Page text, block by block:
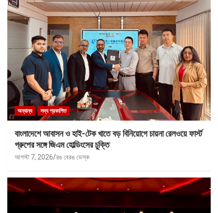
অন্যান্য সদ্য প্রকাশিত
বাংলাদেশে আবাসন ও হাই-টেক খাতে বড় বিনিয়োগে চায়না রেলওয়ে ফার্স্ট
গ্রুপের সঙ্গে জিএম হোল্ডিংসের চুক্তি
আগস্ট 7, 2026 রঙ বেরঙ ডেস্ক